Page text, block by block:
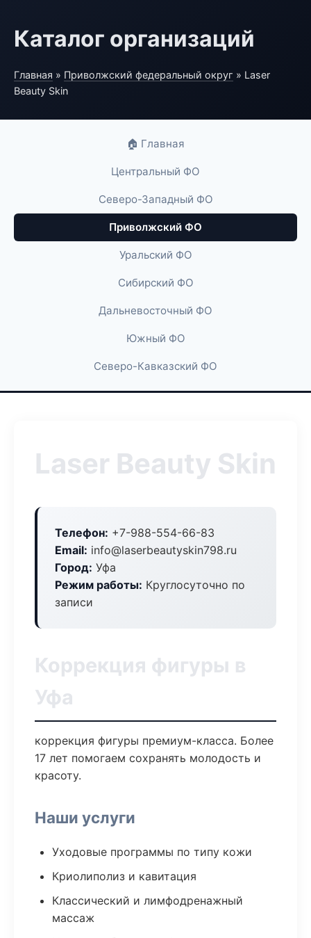
Каталог организаций
Главная » Приволжский федеральный округ » Laser
Beauty Skin
🏠 Главная
Центральный ФО
Северо-Западный ФО
Приволжский ФО
Уральский ФО
Сибирский ФО
Дальневосточный ФО
Южный ФО
Северо-Кавказский ФО
Laser Beauty Skin
Телефон: +7-988-554-66-83
Email: info@laserbeautyskin798.ru
Город: Уфа
Режим работы: Круглосуточно по
записи
Коррекция фигуры в
Уфа
коррекция фигуры премиум-класса. Более
17 лет помогаем сохранять молодость и
красоту.
Наши услуги
Уходовые программы по типу кожи
Криолиполиз и кавитация
Классический и лимфодренажный
массаж